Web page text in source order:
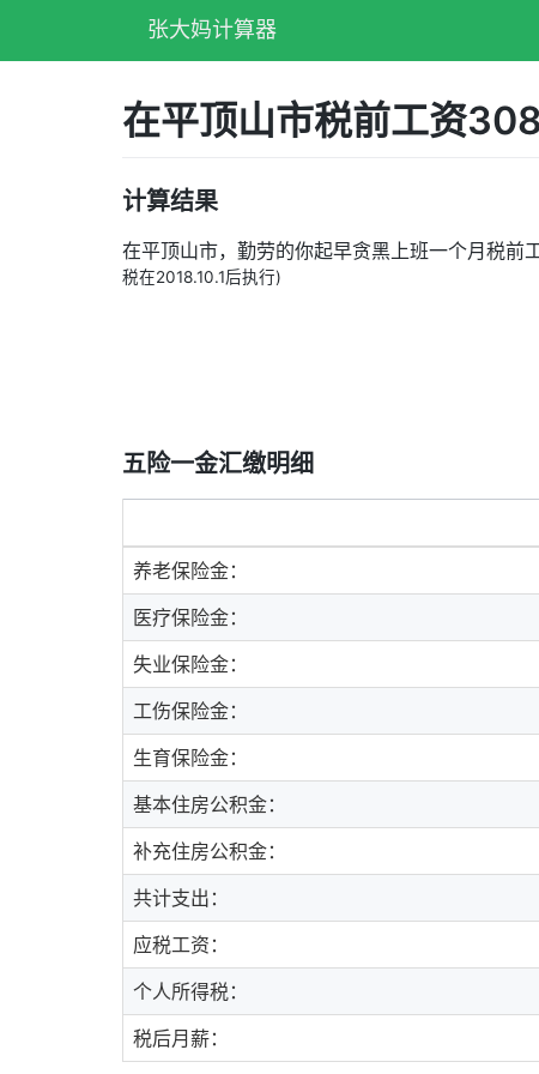
张大妈计算器
在平顶山市税前工资
计算结果
在平顶山市，勤劳的你起早贪黑上班一个月税前
税在2018.10.1后执行)
五险一金汇缴明细
养老保险金：
医疗保险金：
失业保险金：
工伤保险金：
生育保险金：
基本住房公积金：
补充住房公积金：
共计支出：
应税工资：
个人所得税：
税后月薪：